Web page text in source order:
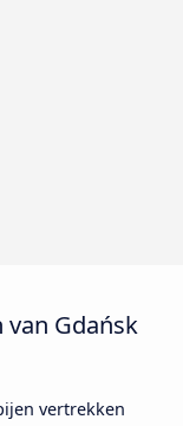
Gdańsk
vertrekken